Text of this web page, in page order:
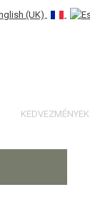
KEDVEZMÉNYEK